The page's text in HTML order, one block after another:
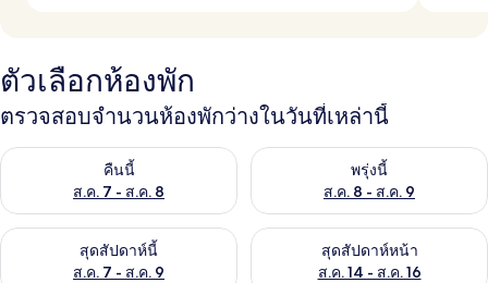
ตัวเลือกห้องพัก
ตรวจสอบจำนวนห้องพักว่างในวันที่เหล่านี้
คืนนี้
ส.ค. 7 - ส.ค. 8
ตรวจสอบจำนวนห้องพักว่างในคืนนี้ ส.ค. 7 - ส.ค. 8พรุ่งนี้
ส.ค. 8 - ส.ค. 9
ตรวจสอบจำนวนห้องพักว่างใน
สุดสัปดาห์นี้
ส.ค. 7 - ส.ค. 9
ตรวจสอบจำนวนห้องพักว่างในสุดสัปดาห์นี้ ส.ค. 7 - ส.ค. 9
สุดสัปดาห์หน้า
ส.ค. 14 - ส.ค. 16
ตรวจสอบจำนวนห้องพักว่างใน